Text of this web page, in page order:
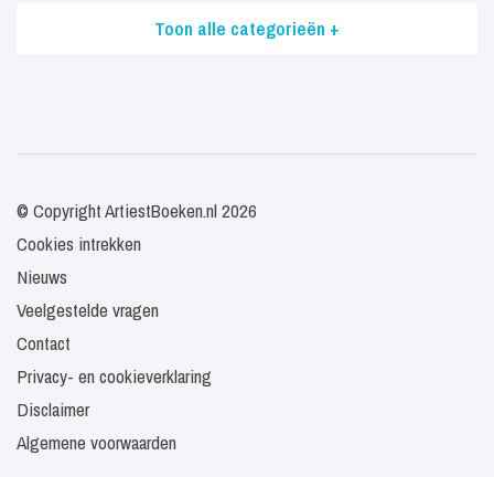
Toon alle categorieën +
© Copyright ArtiestBoeken.nl 2026
Cookies intrekken
Nieuws
Veelgestelde vragen
Contact
Privacy- en cookieverklaring
Disclaimer
Algemene voorwaarden